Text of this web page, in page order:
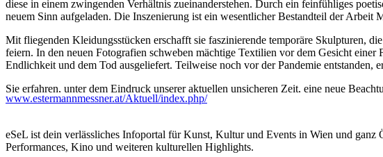
diese in einem zwingenden Verhältnis zueinanderstehen. Durch ein feinfühliges
neuem Sinn aufgeladen. Die Inszenierung ist ein wesentlicher Bestandteil der Arbeit
Mit fliegenden Kleidungsstücken erschafft sie faszinierende temporäre Skulpturen,
feiern. In den neuen Fotografien schweben mächtige Textilien vor dem Gesicht
Endlichkeit und dem Tod ausgeliefert. Teilweise noch vor der Pandemie
Sie erfahren, unter dem Eindruck unserer aktuellen unsicheren Zeit, eine neue
Sissa Micheli wurde 1975 in Bruneck, Südtirol geboren und studierte an der Schule
Künste in Wien. Sie gewann zahlreiche Preise und Stipendien, u.a. den Preis der
www.estermannmessner.at/Aktuell/index.php/
eSeL ist dein verlässliches Infoportal für Kunst, Kultur und Events in Wien und ganz
Performances, Kino und weiteren kulturellen Highlights.